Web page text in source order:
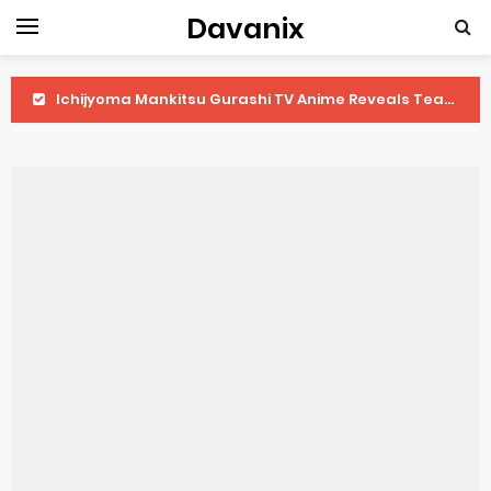
Davanix
Ichijyoma Mankitsu Gurashi TV Anime Reveals Teaser